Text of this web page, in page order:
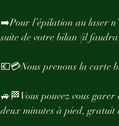
➡️Pour l’épilation au laser
suite de votre bilan (il
💶💳Nous prenons la carte
🚙🏁Vous pouvez vous
deux minutes à pied, gratuit